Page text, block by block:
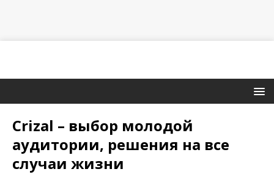
Crizal – выбор молодой
аудитории, решения на все
случаи жизни